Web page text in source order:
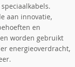
aan innovatie,
en
worden gebruikt
energieoverdracht,